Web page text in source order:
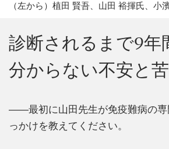
（左から）植田 賢吾、山田 裕揮氏、小
診断されるまで9年
分からない不安と
――最初に山田先生が免疫難病の専
っかけを教えてください。